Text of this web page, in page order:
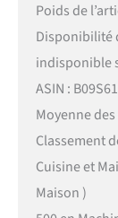
Poids de
Disponibilité
indisponible
ASIN :
Moyenne
Classement
Cuisine et
Maison )